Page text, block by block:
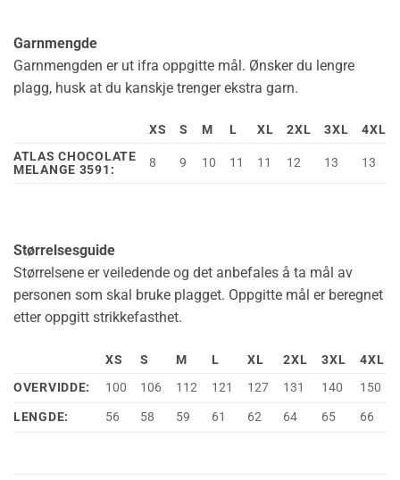
Garnmengde
Garnmengden er ut ifra oppgitte mål. Ønsker du lengre
plagg, husk at du kanskje trenger ekstra garn.
XS S M L XL 2XL 3XL
4XL
ATLAS CHOCOLATE
MELANGE 3591:
8 9 10 11 11 12 13 13
Størrelsesguide
Størrelsene er veiledende og det anbefales å ta mål av
personen som skal bruke plagget. Oppgitte mål er beregnet
etter oppgitt strikkefasthet.
XS S M L XL 2XL 3XL
4XL
OVERVIDDE:
100 106 112 121 127 131 140
150
LENGDE:
56 58 59 61 62 64 65 66